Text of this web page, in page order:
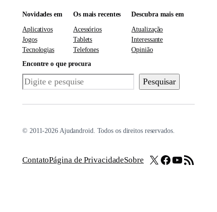
Novidades em
Aplicativos
Jogos
Tecnologias
Os mais recentes
Acessórios
Tablets
Telefones
Descubra mais em
Atualização
Interessante
Opinião
Encontre o que procura
Pesquisar Pesquisar
© 2011-2026 Ajudandroid. Todos os direitos reservados.
ContatoPágina de PrivacidadeSobre X Facebook
Youtube
Feed RSS